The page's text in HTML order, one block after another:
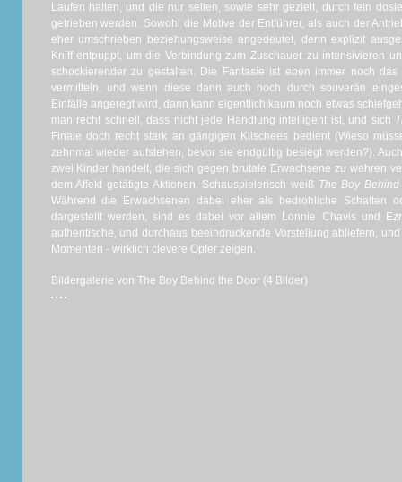
Laufen halten, und die nur selten, sowie sehr gezielt, durch fein
getrieben werden. Sowohl die Motive der Entführer, als auch der
eher umschrieben beziehungsweise angedeutet, denn explizit
Kniff entpuppt, um die Verbindung zum Zuschauer zu intensivieren
schockierender zu gestalten. Die Fantasie ist eben immer noch
vermitteln, und wenn diese dann auch noch durch souverän
Einfälle angeregt wird, dann kann eigentlich kaum noch etwas
man recht schnell, dass nicht jede Handlung intelligent ist, und sich
Finale doch recht stark an gängigen Klischees bedient (Wieso
zehnmal wieder aufstehen, bevor sie endgültig besiegt werden?).
zwei Kinder handelt, die sich gegen brutale Erwachsene zu wehren
dem Affekt getätigte Aktionen. Schauspielerisch weißThe Boy Behind
Während die Erwachsenen dabei eher als bedrohliche Schatten
dargestellt werden, sind es dabei vor allem Lonnie Chavis und
authentische, und durchaus beeindruckende Vorstellung abliefern,
Momenten - wirklich clevere Opfer zeigen.
Bildergalerie von The Boy Behind the Door (4 Bilder)